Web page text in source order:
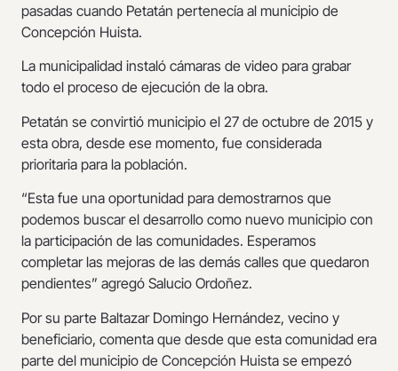
pasadas cuando Petatán pertenecía al municipio de
Concepción Huista.
La municipalidad instaló cámaras de video para grabar
todo el proceso de ejecución de la obra.
Petatán se convirtió municipio el 27 de octubre de 2015 y
esta obra, desde ese momento, fue considerada
prioritaria para la población.
“Esta fue una oportunidad para demostrarnos que
podemos buscar el desarrollo como nuevo municipio con
la participación de las comunidades. Esperamos
completar las mejoras de las demás calles que quedaron
pendientes” agregó Salucio Ordoñez.
Por su parte Baltazar Domingo Hernández, vecino y
beneficiario, comenta que desde que esta comunidad era
parte del municipio de Concepción Huista se empezó